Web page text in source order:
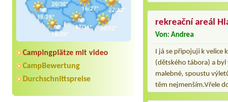
Campingplätze mit video
CampBewertung
Durchschnittspreise
rekreační areál
Von: Andrea
I já se připojuji k velice
(dětského tábora) a byl
malebné, spoustu
těm nejmenším.Vřele